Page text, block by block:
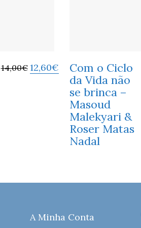
14,00€ 12,60€
Com o Ciclo
da Vida não
se brinca –
Masoud
Malekyari &
Roser Matas
Nadal
A Minha Conta